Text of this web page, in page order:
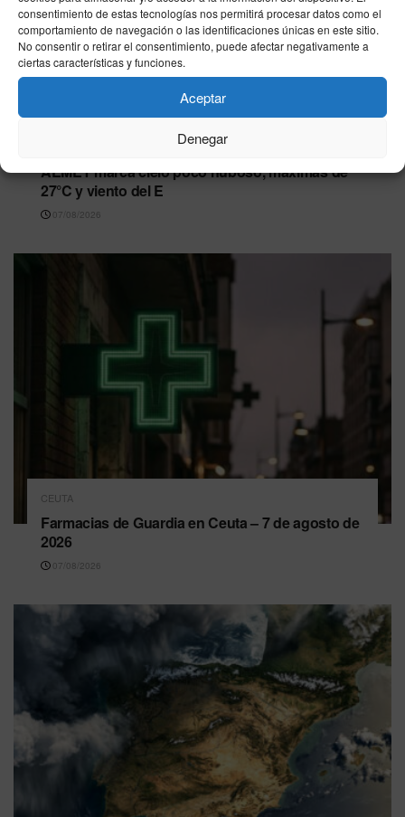
consentimiento de estas tecnologías nos permitirá procesar datos como el
comportamiento de navegación o las identificaciones únicas en este sitio.
No consentir o retirar el consentimiento, puede afectar negativamente a
ciertas características y funciones.
Aceptar
Denegar
El tiempo en Ceuta este viernes 7 de agosto:
AEMET marca cielo poco nuboso, máximas de
27°C y viento del E
07/08/2026
CEUTA
Farmacias de Guardia en Ceuta – 7 de agosto de
2026
07/08/2026